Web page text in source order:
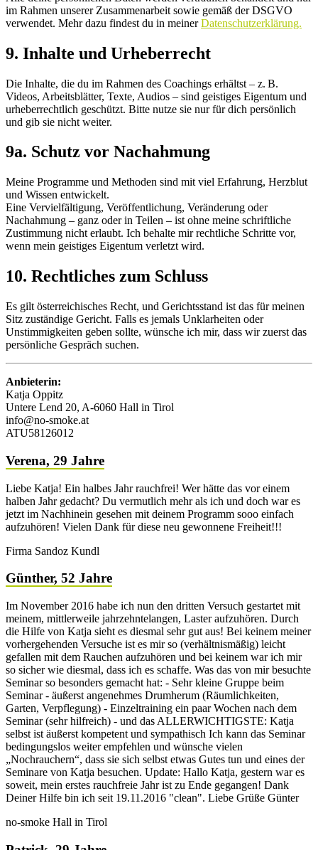
im Rahmen unserer Zusammenarbeit sowie gemäß der DSGVO
verwendet. Mehr dazu findest du in meinerDatenschutzerklärung.
9. Inhalte und Urheberrecht
Die Inhalte, die du im Rahmen des Coachings erhältst – z. B.
Videos, Arbeitsblätter, Texte, Audios – sind geistiges Eigentum und
urheberrechtlich geschützt. Bitte nutze sie nur für dich persönlich
und gib sie nicht weiter.
9a. Schutz vor Nachahmung
Meine Programme und Methoden sind mit viel Erfahrung, Herzblut
und Wissen entwickelt.
Eine Vervielfältigung, Veröffentlichung, Veränderung oder
Nachahmung – ganz oder in Teilen – ist ohne meine schriftliche
Zustimmung nicht erlaubt. Ich behalte mir rechtliche Schritte vor,
wenn mein geistiges Eigentum verletzt wird.
10. Rechtliches zum Schluss
Es gilt österreichisches Recht, und Gerichtsstand ist das für meinen
Sitz zuständige Gericht. Falls es jemals Unklarheiten oder
Unstimmigkeiten geben sollte, wünsche ich mir, dass wir zuerst das
persönliche Gespräch suchen.
Anbieterin:
Katja Oppitz
Untere Lend 20, A-6060 Hall in Tirol
info@no-smoke.at
ATU58126012
Verena, 29 Jahre
Liebe Katja! Ein halbes Jahr rauchfrei! Wer hätte das vor einem
halben Jahr gedacht? Du vermutlich mehr als ich und doch war es
jetzt im Nachhinein gesehen mit deinem Programm sooo einfach
aufzuhören! Vielen Dank für diese neu gewonnene Freiheit!!!
Firma Sandoz Kundl
Günther, 52 Jahre
Im November 2016 habe ich nun den dritten Versuch gestartet mit
meinem, mittlerweile jahrzehntelangen, Laster aufzuhören. Durch
die Hilfe von Katja sieht es diesmal sehr gut aus! Bei keinem meiner
vorhergehenden Versuche ist es mir so (verhältnismäßig) leicht
gefallen mit dem Rauchen aufzuhören und bei keinem war ich mir
so sicher wie diesmal, dass ich es schaffe. Was das von mir besuchte
Seminar so besonders gemacht hat: - Sehr kleine Gruppe beim
Seminar - äußerst angenehmes Drumherum (Räumlichkeiten,
Garten, Verpflegung) - Einzeltraining ein paar Wochen nach dem
Seminar (sehr hilfreich) - und das ALLERWICHTIGSTE: Katja
selbst ist äußerst kompetent und sympathisch Ich kann das Seminar
bedingungslos weiter empfehlen und wünsche vielen
„Nochrauchern“, dass sie sich selbst etwas Gutes tun und eines der
Seminare von Katja besuchen. Update: Hallo Katja, gestern war es
soweit, mein erstes rauchfreie Jahr ist zu Ende gegangen! Dank
Deiner Hilfe bin ich seit 19.11.2016 "clean". Liebe Grüße Günter
no-smoke Hall in Tirol